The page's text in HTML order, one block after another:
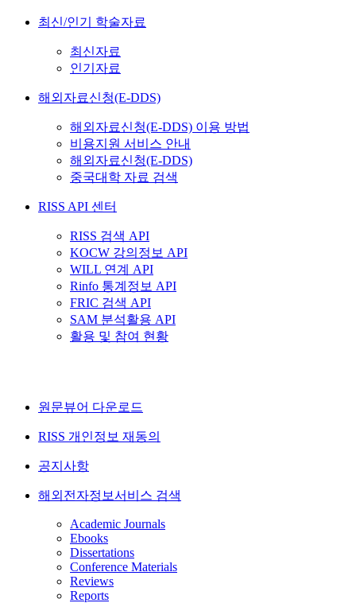
최신/인기 학술자료
최신자료
인기자료
해외자료신청(E-DDS)
해외자료신청(E-DDS) 이용 방법
비용지원 서비스 안내
해외자료신청(E-DDS)
중국대학 자료 검색
RISS API 센터
RISS 검색 API
KOCW 강의정보 API
WILL 연계 API
Rinfo 통계정보 API
FRIC 검색 API
SAM 분석활용 API
활용 및 참여 현황
원문뷰어 다운로드
RISS 개인정보 재동의
공지사항
해외전자정보서비스 검색
Academic Journals
Ebooks
Dissertations
Conference Materials
Reviews
Reports